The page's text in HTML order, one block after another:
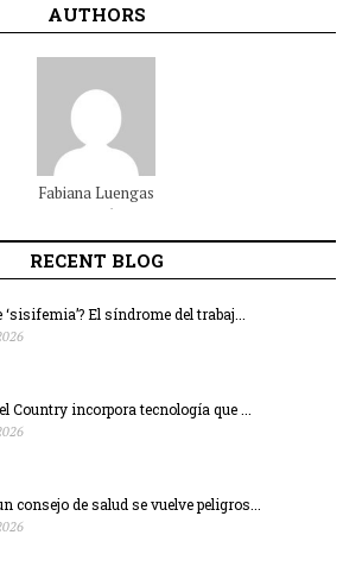
AUTHORS
FabianaLuengas
Beltrán
RECENT BLOG
‘sisifemia’? El síndrome del trabaj...
Country incorpora tecnología que ...
consejo de salud se vuelve peligros...